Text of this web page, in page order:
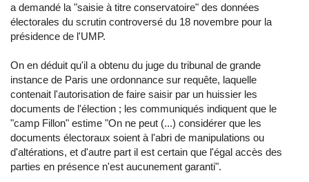
a demandé la "saisie à titre conservatoire" des données
électorales du scrutin controversé du 18 novembre pour la
présidence de l'UMP.
On en déduit qu'il a obtenu du juge du tribunal de grande
instance de Paris une ordonnance sur requête, laquelle
contenait l'autorisation de faire saisir par un huissier les
documents de l'élection ; les communiqués indiquent que le
"camp Fillon" estime "On ne peut (...) considérer que les
documents électoraux soient à l'abri de manipulations ou
d'altérations, et d'autre part il est certain que l'égal accès des
parties en présence n'est aucunement garanti".